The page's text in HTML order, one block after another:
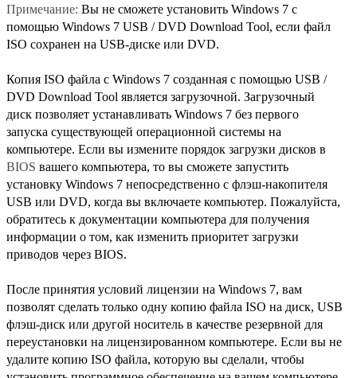
Примечание: Вы не сможете установить Windows 7 с
помощью Windows 7 USB / DVD Download Tool, если файл
ISO сохранен на USB-диске или DVD.
Копия ISO файла с Windows 7 созданная с помощью USB /
DVD Download Tool является загрузочной. Загрузочный
диск позволяет устанавливать Windows 7 без первого
запуска существующей операционной системы на
компьютере. Если вы измените порядок загрузки дисков в
BIOS вашего компьютера, то вы сможете запустить
установку Windows 7 непосредственно с флэш-накопителя
USB или DVD, когда вы включаете компьютер. Пожалуйста,
обратитесь к документации компьютера для получения
информации о том, как изменить приоритет загрузки
приводов через BIOS.
После принятия условий лицензии на Windows 7, вам
позволят сделать только одну копию файла ISO на диск, USB
флэш-диск или другой носитель в качестве резервной для
переустановки на лицензированном компьютере. Если вы не
удалите копию ISO файла, которую вы сделали, чтобы